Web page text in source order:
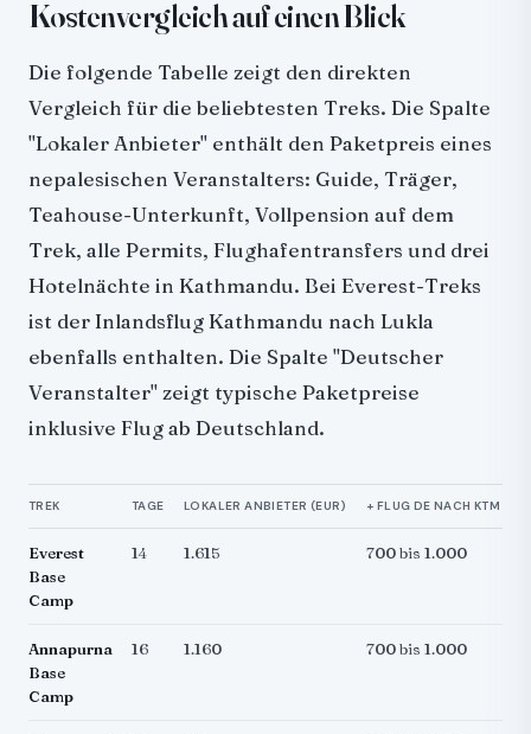
Kostenvergleich auf einen Blick
Die folgende Tabelle zeigt den direkten
Vergleich für die beliebtesten Treks. Die Spalte
"Lokaler Anbieter" enthält den Paketpreis eines
nepalesischen Veranstalters: Guide, Träger,
Teahouse-Unterkunft, Vollpension auf dem
Trek, alle Permits, Flughafentransfers und drei
Hotelnächte in Kathmandu. Bei Everest-Treks
ist der Inlandsflug Kathmandu nach Lukla
ebenfalls enthalten. Die Spalte "Deutscher
Veranstalter" zeigt typische Paketpreise
inklusive Flug ab Deutschland.
TREK TAGE LOKALER ANBIETER (EUR) + FLUG DE NACH KTM
Everest
Base
Camp
14 1.615 700 bis 1.000
Annapurna
Base
Camp
16 1.160 700 bis 1.000